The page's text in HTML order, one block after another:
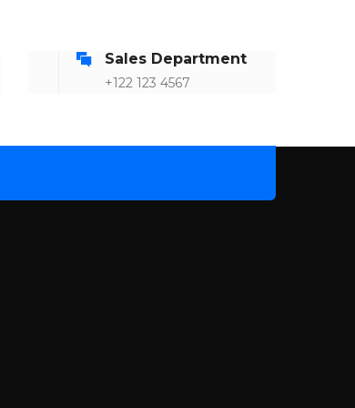
Sales Department
+122 123 4567